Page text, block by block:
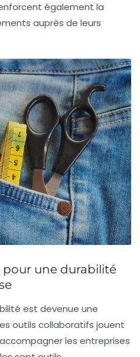
également la
auprès de leurs
pour une durabilité
est devenue une
outils collaboratifs jouent
les entreprises